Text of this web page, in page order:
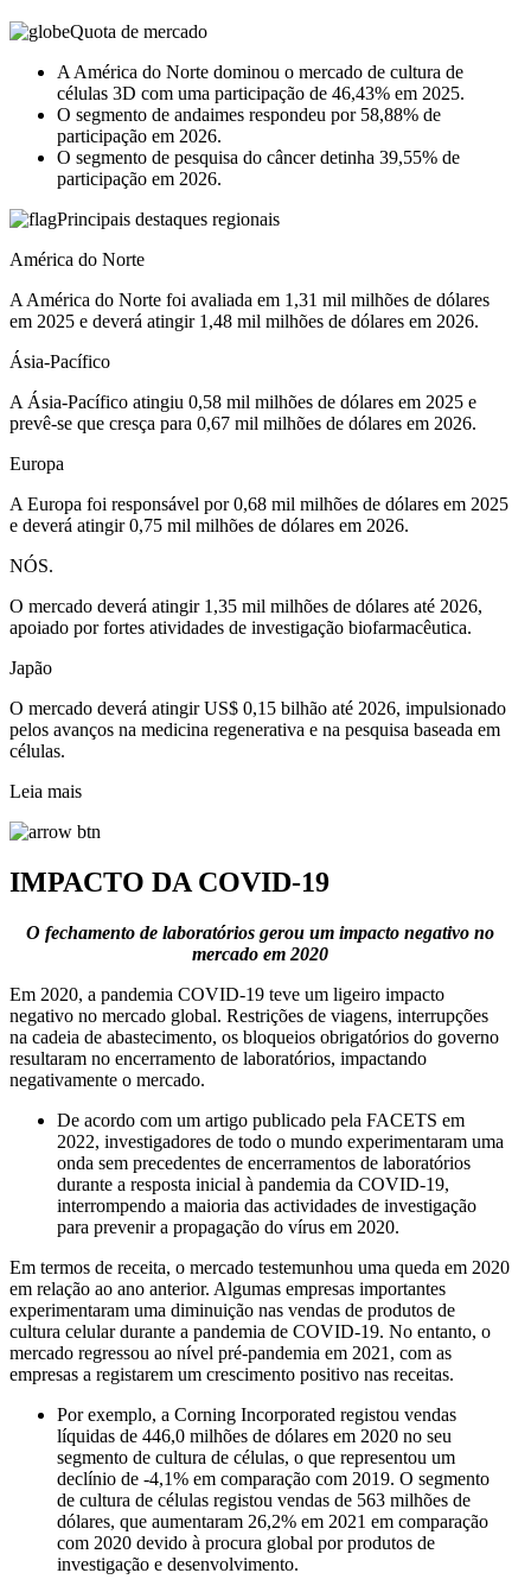
Quota de mercado
A América do Norte dominou o mercado de cultura de
células 3D com uma participação de 46,43% em 2025.
O segmento de andaimes respondeu por 58,88% de
participação em 2026.
O segmento de pesquisa do câncer detinha 39,55% de
participação em 2026.
Principais destaques regionais
América do Norte
A América do Norte foi avaliada em 1,31 mil milhões de dólares
em 2025 e deverá atingir 1,48 mil milhões de dólares em 2026.
Ásia-Pacífico
A Ásia-Pacífico atingiu 0,58 mil milhões de dólares em 2025 e
prevê-se que cresça para 0,67 mil milhões de dólares em 2026.
Europa
A Europa foi responsável por 0,68 mil milhões de dólares em 2025
e deverá atingir 0,75 mil milhões de dólares em 2026.
NÓS.
O mercado deverá atingir 1,35 mil milhões de dólares até 2026,
apoiado por fortes atividades de investigação biofarmacêutica.
Japão
O mercado deverá atingir US$ 0,15 bilhão até 2026, impulsionado
pelos avanços na medicina regenerativa e na pesquisa baseada em
células.
Leia mais
IMPACTO DA COVID-19
O fechamento de laboratórios gerou um impacto negativo no
mercado em 2020
Em 2020, a pandemia COVID-19 teve um ligeiro impacto
negativo no mercado global. Restrições de viagens, interrupções
na cadeia de abastecimento, os bloqueios obrigatórios do governo
resultaram no encerramento de laboratórios, impactando
negativamente o mercado.
De acordo com um artigo publicado pela FACETS em
2022, investigadores de todo o mundo experimentaram uma
onda sem precedentes de encerramentos de laboratórios
durante a resposta inicial à pandemia da COVID-19,
interrompendo a maioria das actividades de investigação
para prevenir a propagação do vírus em 2020.
Em termos de receita, o mercado testemunhou uma queda em 2020
em relação ao ano anterior. Algumas empresas importantes
experimentaram uma diminuição nas vendas de produtos de
cultura celular durante a pandemia de COVID-19. No entanto, o
mercado regressou ao nível pré-pandemia em 2021, com as
empresas a registarem um crescimento positivo nas receitas.
Por exemplo, a Corning Incorporated registou vendas
líquidas de 446,0 milhões de dólares em 2020 no seu
segmento de cultura de células, o que representou um
declínio de -4,1% em comparação com 2019. O segmento
de cultura de células registou vendas de 563 milhões de
dólares, que aumentaram 26,2% em 2021 em comparação
com 2020 devido à procura global por produtos de
investigação e desenvolvimento.